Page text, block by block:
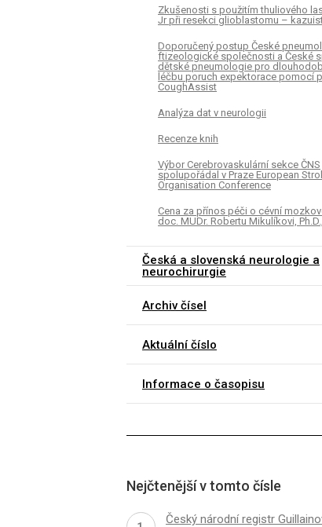
Zkušenosti s použitím thuliového
Jr při resekci glioblastomu –
Doporučený postup České
ftizeologické společnosti a České
dětské pneumologie pro
léčbu poruch expektorace pomocí
CoughAssist
Analýza dat v neurologii
Recenze knih
Výbor Cerebrovaskulární sekce ČNS
spolupořádal v Praze European
Organisation Conference
Cena za přínos péči o cévní
doc. MUDr. Robertu Mikulíkovi,
Česká a slovenská neurologie a
neurochirurgie
Archiv čísel
Aktuální číslo
Informace o časopisu
Nejčtenější v tomto čísle
Český národní registr